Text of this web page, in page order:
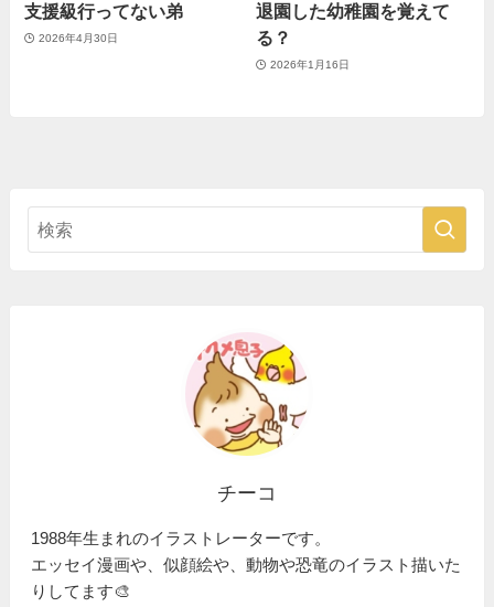
支援級行ってない弟
2026年4月30日
退園した幼稚園を覚えて
る？
2026年1月16日
チーコ
1988年生まれのイラストレーターです。
エッセイ漫画や、似顔絵や、動物や恐竜のイラスト描いた
りしてます🎨